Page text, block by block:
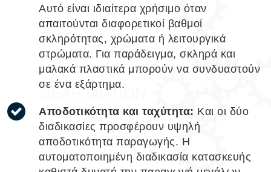
Αυτό είναι ιδιαίτερα χρήσιμο όταν
απαιτούνται διαφορετικοί βαθμοί
σκληρότητας, χρώματα ή λειτουργικά
στρώματα. Για παράδειγμα, σκληρά και
μαλακά πλαστικά μπορούν να συνδυαστούν
σε ένα εξάρτημα.
Αποδοτικότητα και ταχύτητα: Και οι δύο
διαδικασίες προσφέρουν υψηλή
αποδοτικότητα παραγωγής. Η
αυτοματοποιημένη διαδικασία κατασκευής